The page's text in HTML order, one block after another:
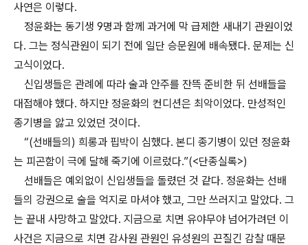
사연은 이렇다.
정윤화는 동기생 9명과 함께 과거에 막 급제한 새내기 관원이었
다. 그는 정식관원이 되기 전에 일단 승문원에 배속됐다. 문제는 신
고식이었다.
신입생들은 관례에 따라 술과 안주를 잔뜩 준비한 뒤 선배들을
대접해야 했다. 하지만 정윤화의 컨디션은 최악이었다. 만성적인
종기병을 앓고 있었던 것이다.
“(선배들의) 희롱과 핍박이 심했다. 본디 종기병이 있던 정윤화
는 피곤함이 극에 달해 죽기에 이르렀다.”(<단종실록>)
선배들은 예외없이 신입생들을 돌렸던 것 같다. 정윤화는 선배
들의 강권으로 술을 억지로 마셔야 했고, 그만 쓰러지고 말았다. 그
는 끝내 사망하고 말았다. 지금으로 치면 유야무야 넘어가려던 이
사건은 지금으로 치면 감사원 관원인 유성원의 끈질긴 감찰 때문